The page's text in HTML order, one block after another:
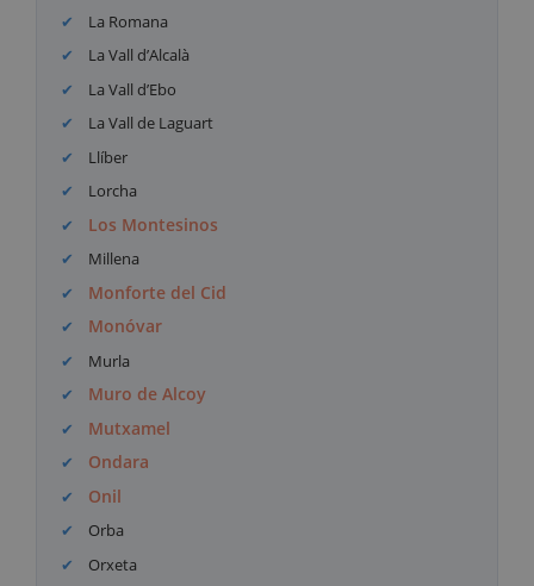
La Romana
La Vall d’Alcalà
La Vall d’Ebo
La Vall de Laguart
Llíber
Lorcha
Los Montesinos
Millena
Monforte del Cid
Monóvar
Murla
Muro de Alcoy
Mutxamel
Ondara
Onil
Orba
Orxeta